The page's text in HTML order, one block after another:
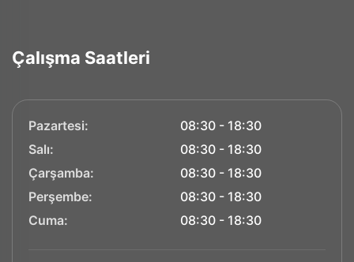
Çalışma Saatleri
Pazartesi:
08:30 - 18:30
Salı:
08:30 - 18:30
Çarşamba:
08:30 - 18:30
Perşembe:
08:30 - 18:30
Cuma:
08:30 - 18:30